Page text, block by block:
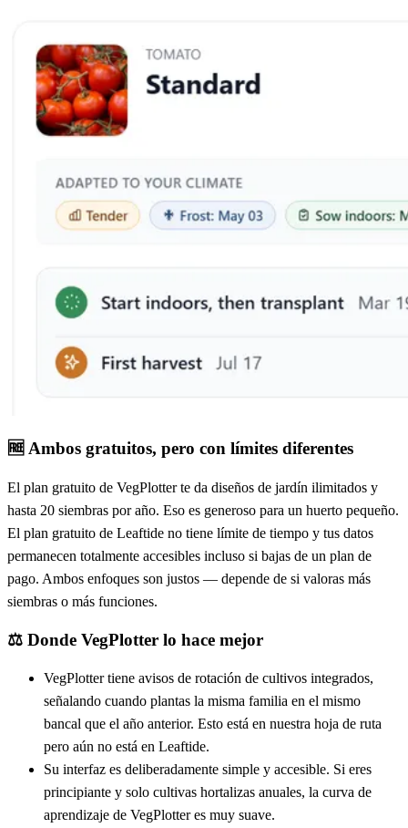
🆓 Ambos gratuitos, pero con límites diferentes
El plan gratuito de VegPlotter te da diseños de jardín ilimitados y
hasta 20 siembras por año. Eso es generoso para un huerto pequeño.
El plan gratuito de Leaftide no tiene límite de tiempo y tus datos
permanecen totalmente accesibles incluso si bajas de un plan de
pago. Ambos enfoques son justos — depende de si valoras más
siembras o más funciones.
⚖️ Donde VegPlotter lo hace mejor
VegPlotter tiene avisos de rotación de cultivos integrados,
señalando cuando plantas la misma familia en el mismo
bancal que el año anterior. Esto está en nuestra hoja de ruta
pero aún no está en Leaftide.
Su interfaz es deliberadamente simple y accesible. Si eres
principiante y solo cultivas hortalizas anuales, la curva de
aprendizaje de VegPlotter es muy suave.